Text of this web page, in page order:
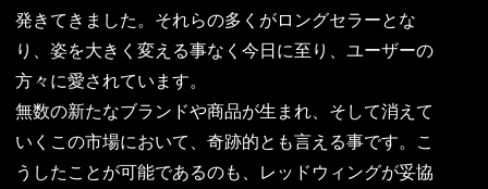
発きてきました。それらの多くがロングセラーとな
り、姿を大きく変える事なく今日に至り、ユーザーの
方々に愛されています。
無数の新たなブランドや商品が生まれ、そして消えて
いくこの市場において、奇跡的とも言える事です。こ
うしたことが可能であるのも、レッドウィングが妥協